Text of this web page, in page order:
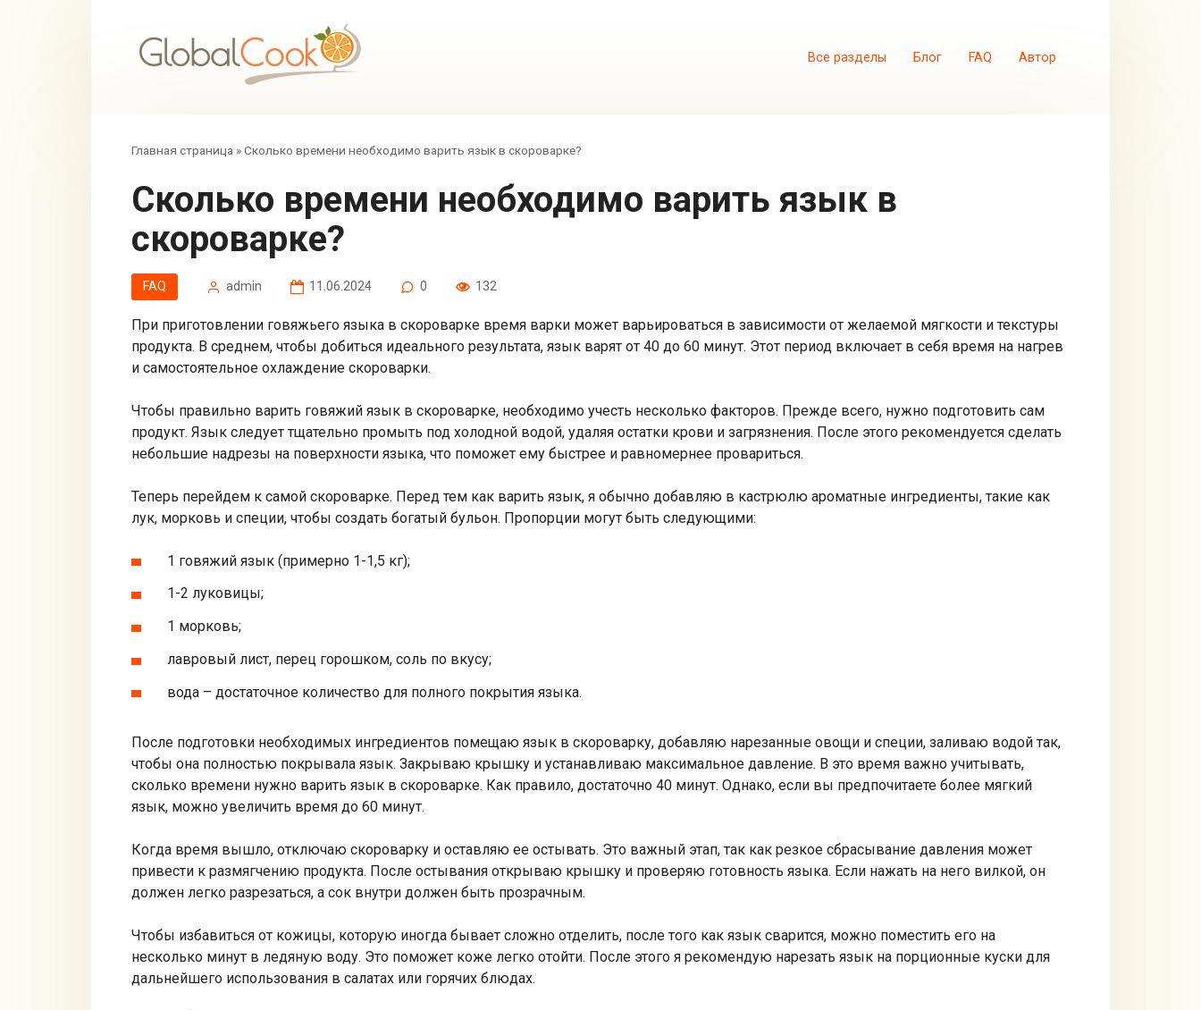
Все разделы Блог FAQ Автор
Главная страница »Сколько времени необходимо варить язык в скороварке?
Сколько времени необходимо варить язык в
скороварке?
FAQ admin 11.06.2024 0 132
При приготовлении говяжьего языка в скороварке время варки может варьироваться в зависимости от желаемой мягкости и текстуры
продукта. В среднем, чтобы добиться идеального результата, язык варят от 40 до 60 минут. Этот период включает в себя время на нагрев
и самостоятельное охлаждение скороварки.
Чтобы правильно варить говяжий язык в скороварке, необходимо учесть несколько факторов. Прежде всего, нужно подготовить сам
продукт. Язык следует тщательно промыть под холодной водой, удаляя остатки крови и загрязнения. После этого рекомендуется сделать
небольшие надрезы на поверхности языка, что поможет ему быстрее и равномернее провариться.
Теперь перейдем к самой скороварке. Перед тем как варить язык, я обычно добавляю в кастрюлю ароматные ингредиенты, такие как
лук, морковь и специи, чтобы создать богатый бульон. Пропорции могут быть следующими:
1 говяжий язык (примерно 1-1,5 кг);
1-2 луковицы;
1 морковь;
лавровый лист, перец горошком, соль по вкусу;
вода – достаточное количество для полного покрытия языка.
После подготовки необходимых ингредиентов помещаю язык в скороварку, добавляю нарезанные овощи и специи, заливаю водой так,
чтобы она полностью покрывала язык. Закрываю крышку и устанавливаю максимальное давление. В это время важно учитывать,
сколько времени нужно варить язык в скороварке. Как правило, достаточно 40 минут. Однако, если вы предпочитаете более мягкий
язык, можно увеличить время до 60 минут.
Когда время вышло, отключаю скороварку и оставляю ее остывать. Это важный этап, так как резкое сбрасывание давления может
привести к размягчению продукта. После остывания открываю крышку и проверяю готовность языка. Если нажать на него вилкой, он
должен легко разрезаться, а сок внутри должен быть прозрачным.
Чтобы избавиться от кожицы, которую иногда бывает сложно отделить, после того как язык сварится, можно поместить его на
несколько минут в ледяную воду. Это поможет коже легко отойти. После этого я рекомендую нарезать язык на порционные куски для
дальнейшего использования в салатах или горячих блюдах.